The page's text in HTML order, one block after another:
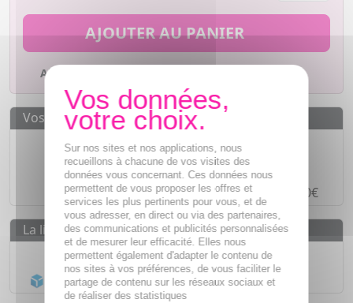
AJOUTER AU PANIER
Ajouter à mes favoris
Vos avantages
Des prixIMBATTABLES
Paiement en ligneSÉCURISÉ
Paiement en4 fois sans fraisà partir de 30€
La livraison
Livraison gratuite dès55€
Acheminement Chronopost en 24h*
Sur nos sites et nos applications, nous
recueillons à chacune de vos visites des
données vous concernant. Ces données nous
permettent de vous proposer les offres et
services les plus pertinents pour vous, et de
vous adresser, en direct ou via des partenaires,
des communications et publicités personnalisées
et de mesurer leur efficacité. Elles nous
permettent également d'adapter le contenu de
nos sites à vos préférences, de vous faciliter le
partage de contenu sur les réseaux sociaux et
de réaliser des statistiques